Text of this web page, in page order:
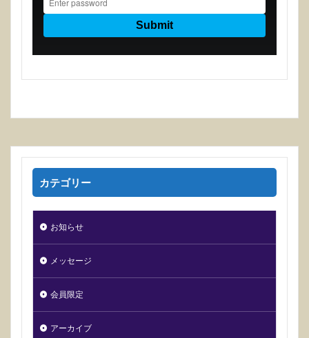
カテゴリー
お知らせ
メッセージ
会員限定
アーカイブ